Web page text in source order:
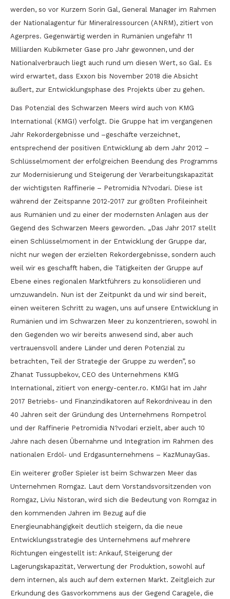
werden, so vor Kurzem Sorin Gal, General Manager im Rahmen
der Nationalagentur für Mineralressourcen (ANRM), zitiert von
Agerpres. Gegenwärtig werden in Rumänien ungefähr 11
Milliarden Kubikmeter Gase pro Jahr gewonnen, und der
Nationalverbrauch liegt auch rund um diesen Wert, so Gal. Es
wird erwartet, dass Exxon bis November 2018 die Absicht
äußert, zur Entwicklungsphase des Projekts über zu gehen.
Das Potenzial des Schwarzen Meers wird auch von KMG
International (KMGI) verfolgt. Die Gruppe hat im vergangenen
Jahr Rekordergebnisse und –geschäfte verzeichnet,
entsprechend der positiven Entwicklung ab dem Jahr 2012 –
Schlüsselmoment der erfolgreichen Beendung des Programms
zur Modernisierung und Steigerung der Verarbeitungskapazität
der wichtigsten Raffinerie – Petromidia N?vodari. Diese ist
während der Zeitspanne 2012-2017 zur größten Profileinheit
aus Rumänien und zu einer der modernsten Anlagen aus der
Gegend des Schwarzen Meers geworden. „Das Jahr 2017 stellt
einen Schlüsselmoment in der Entwicklung der Gruppe dar,
nicht nur wegen der erzielten Rekordergebnisse, sondern auch
weil wir es geschafft haben, die Tätigkeiten der Gruppe auf
Ebene eines regionalen Marktführers zu konsolidieren und
umzuwandeln. Nun ist der Zeitpunkt da und wir sind bereit,
einen weiteren Schritt zu wagen, uns auf unsere Entwicklung in
Rumänien und im Schwarzen Meer zu konzentrieren, sowohl in
den Gegenden wo wir bereits anwesend sind, aber auch
vertrauensvoll andere Länder und deren Potenzial zu
betrachten, Teil der Strategie der Gruppe zu werden”, so
Zhanat Tussupbekov, CEO des Unternehmens KMG
International, zitiert von energy-center.ro. KMGI hat im Jahr
2017 Betriebs- und Finanzindikatoren auf Rekordniveau in den
40 Jahren seit der Gründung des Unternehmens Rompetrol
und der Raffinerie Petromidia N?vodari erzielt, aber auch 10
Jahre nach desen Übernahme und Integration im Rahmen des
nationalen Erdöl- und Erdgasunternehmens – KazMunayGas.
Ein weiterer großer Spieler ist beim Schwarzen Meer das
Unternehmen Romgaz. Laut dem Vorstandsvorsitzenden von
Romgaz, Liviu Nistoran, wird sich die Bedeutung von Romgaz in
den kommenden Jahren im Bezug auf die
Energieunabhängigkeit deutlich steigern, da die neue
Entwicklungsstrategie des Unternehmens auf mehrere
Richtungen eingestellt ist: Ankauf, Steigerung der
Lagerungskapazität, Verwertung der Produktion, sowohl auf
dem internen, als auch auf dem externen Markt. Zeitgleich zur
Erkundung des Gasvorkommens aus der Gegend Caragele, die